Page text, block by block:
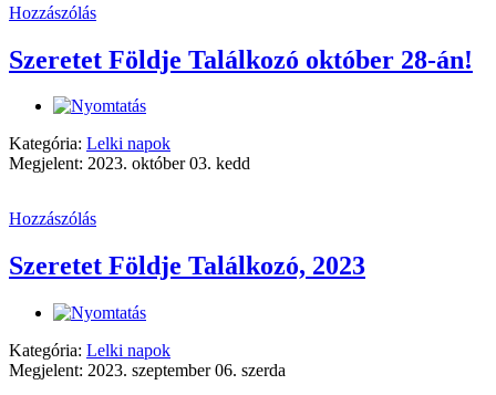
Hozzászólás
Szeretet Földje Találkozó október 28-án!
Kategória: Lelki napok
Megjelent: 2023. október 03. kedd
Hozzászólás
Szeretet Földje Találkozó, 2023
Kategória: Lelki napok
Megjelent: 2023. szeptember 06. szerda